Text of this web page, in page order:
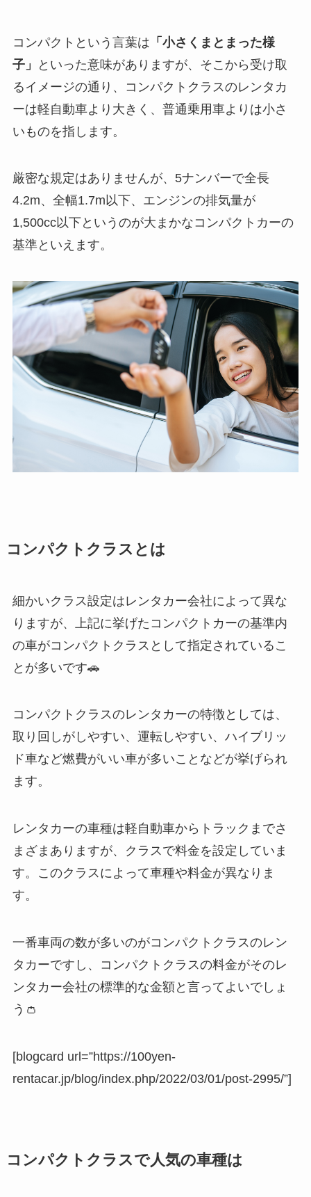
コンパクトという言葉は 「小さくまとまった様
子」
といった意味がありますが、そこから受け取
るイメージの通り、コンパクトクラスのレンタカ
ーは軽自動車より大きく、普通乗用車よりは小さ
いものを指します。
厳密な規定はありませんが、5ナンバーで全長
4.2m、全幅1.7m以下、エンジンの排気量が
1,500cc以下というのが大まかなコンパクトカーの
基準といえます。
コンパクトクラスとは
細かいクラス設定はレンタカー会社によって異な
りますが、上記に挙げたコンパクトカーの基準内
の車がコンパクトクラスとして指定されているこ
とが多いです🚗
コンパクトクラスのレンタカーの特徴としては、
取り回しがしやすい、運転しやすい、ハイブリッ
ド車など燃費がいい車が多いことなどが挙げられ
ます。
レンタカーの車種は軽自動車からトラックまでさ
まざまありますが、クラスで料金を設定していま
す。このクラスによって車種や料金が異なりま
す。
一番車両の数が多いのがコンパクトクラスのレン
タカーですし、コンパクトクラスの料金がそのレ
ンタカー会社の標準的な金額と言ってよいでしょ
う👛
[blogcard url=”https://100yen-
rentacar.jp/blog/index.php/2022/03/01/post-2995/”]
コンパクトクラスで人気の車種は